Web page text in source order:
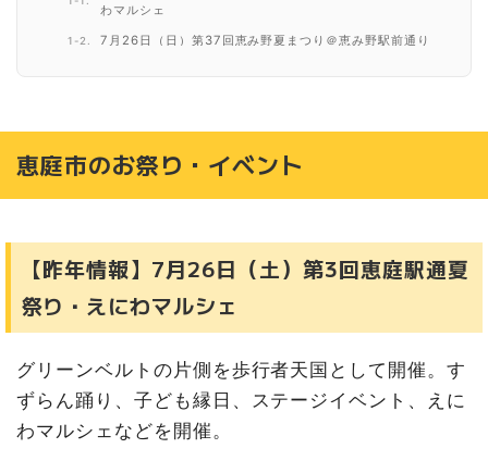
わマルシェ
7月26日（日）第37回恵み野夏まつり＠恵み野駅前通り
8月2日（日）第27回えにわYOSAKOIソーランわくわく
8月8日（土）川沿町内会 夏祭り＠おひさま公園
8月8日（土）和光町内会 盆踊り＠つつじ公園
＠恵庭ふるさと公園
8月15日（土）16日（日）島松納涼盆踊り・仮装盆踊り＠
島松駅前ロータリー
8月22日（土）23日（日）第24回自動車リサイクルまつ
恵庭市のお祭り・イベント
【昨年情報】7月26日（土）第3回恵庭駅通夏
祭り・えにわマルシェ
グリーンベルトの片側を歩行者天国として開催。す
ずらん踊り、子ども縁日、ステージイベント、えに
わマルシェなどを開催。